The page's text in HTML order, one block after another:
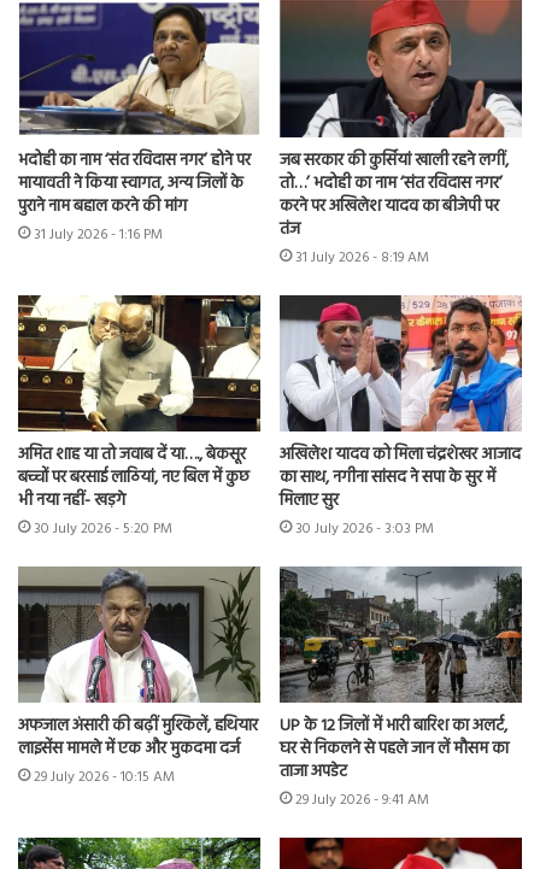
भदोही का नाम ‘संत रविदास नगर’ होने पर
मायावती ने किया स्वागत, अन्य जिलों के
पुराने नाम बहाल करने की मांग
31 July 2026 - 1:16 PM
जब सरकार की कुर्सियां खाली रहने लगीं,
तो…’ भदोही का नाम ‘संत रविदास नगर’
करने पर अखिलेश यादव का बीजेपी पर
तंज
31 July 2026 - 8:19 AM
अमित शाह या तो जवाब दें या…., बेकसूर
बच्चों पर बरसाई लाठियां, नए बिल में कुछ
भी नया नहीं- खड़गे
30 July 2026 - 5:20 PM
अखिलेश यादव को मिला चंद्रशेखर आजाद
का साथ, नगीना सांसद ने सपा के सुर में
मिलाए सुर
30 July 2026 - 3:03 PM
अफजाल अंसारी की बढ़ीं मुश्किलें, हथियार
लाइसेंस मामले में एक और मुकदमा दर्ज
29 July 2026 - 10:15 AM
UP के 12 जिलों में भारी बारिश का अलर्ट,
घर से निकलने से पहले जान लें मौसम का
ताजा अपडेट
29 July 2026 - 9:41 AM